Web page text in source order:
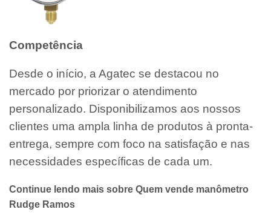
Competência
Desde o início, a Agatec se destacou no
mercado por priorizar o atendimento
personalizado. Disponibilizamos aos nossos
clientes uma ampla linha de produtos à pronta-
entrega, sempre com foco na satisfação e nas
necessidades específicas de cada um.
Continue lendo mais sobre Quem vende manômetro
Rudge Ramos